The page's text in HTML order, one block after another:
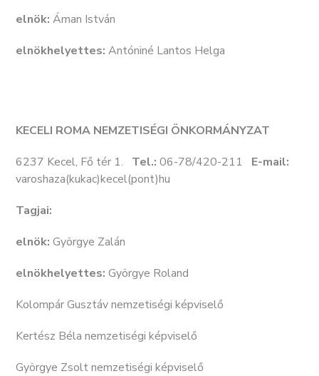
elnök: Áman István
elnökhelyettes: Antóniné Lantos Helga
KECELI ROMA NEMZETISÉGI ÖNKORMÁNYZAT
6237 Kecel, Fő tér 1.
Tel.: 06-78/420-211 E-mail:
varoshaza(kukac)kecel(pont)hu
Tagjai:
elnök: Györgye Zalán
elnökhelyettes: Györgye Roland
Kolompár Gusztáv nemzetiségi képviselő
Kertész Béla nemzetiségi képviselő
Györgye Zsolt nemzetiségi képviselő